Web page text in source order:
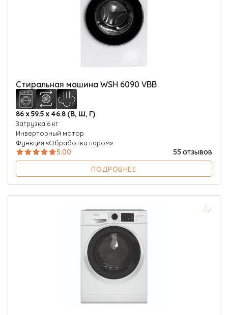
Стиральная машина WSH 6090 VBB
86 х 59.5 х 46.8 (В, Ш, Г)
Загрузка 6 кг
Инверторный мотор
Функция «Обработка паром»
5.00
55 отзывов
ПОДРОБНЕЕ